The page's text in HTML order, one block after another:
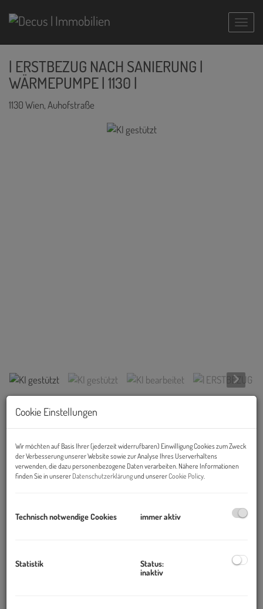
| ERSTBEZUG NACH SANIERUNG |
WÄRMEPUMPE | 1130 |
1130 Wien, Auhofstraße
KI gestützt
Links
Cookie Einstellungen
Wir möchten auf Basis Ihrer (jederzeit widerrufbaren) Einwilligung Cookies zum Zweck
der Verbesserung unserer Website sowie zur Analyse Ihres Userverhaltens
verwenden, die dazu personenbezogene Daten verarbeiten. Nähere Informationen
finden Sie in unserer Datenschutzerklärungund unsererCookie Policy.
Technisch notwendige Cookies immer aktiv
Statistik
Status:
inaktiv